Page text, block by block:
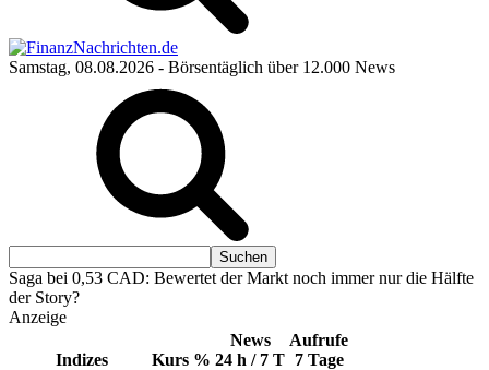
Samstag, 08.08.2026 - Börsentäglich über 12.000 News
Saga bei 0,53 CAD: Bewertet der Markt noch immer nur die Hälfte
der Story?
Anzeige
Indizes Kurs %
News
24 h / 7 T
Aufrufe
7 Tage